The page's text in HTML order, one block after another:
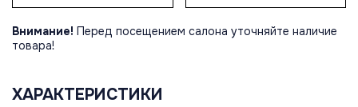
Внимание! Перед посещением салона уточняйте наличие
товара!
ХАРАКТЕРИСТИКИ